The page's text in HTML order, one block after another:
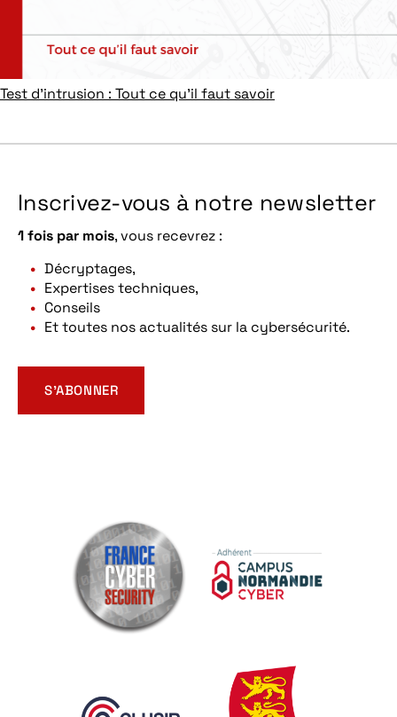
Test d’intrusion : Tout ce qu’il faut savoir
Inscrivez-vous à notre newsletter
1 fois par mois, vous recevrez :
Décryptages,
Expertises techniques,
Conseils
Et toutes nos actualités sur la cybersécurité.
S’ABONNER